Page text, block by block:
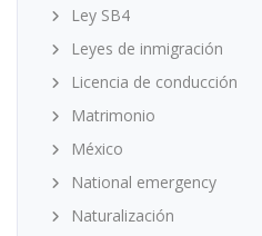
Ley SB4
Leyes de inmigración
Licencia de conducción
Matrimonio
México
National emergency
Naturalización